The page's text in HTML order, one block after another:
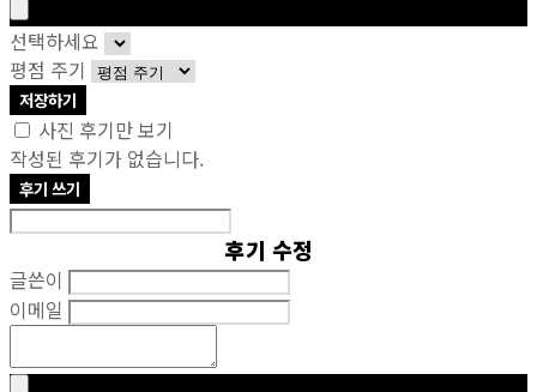
선택하세요
평점 주기
저장하기
사진 후기만 보기
작성된 후기가 없습니다.
후기 쓰기
후기 수정
글쓴이
이메일